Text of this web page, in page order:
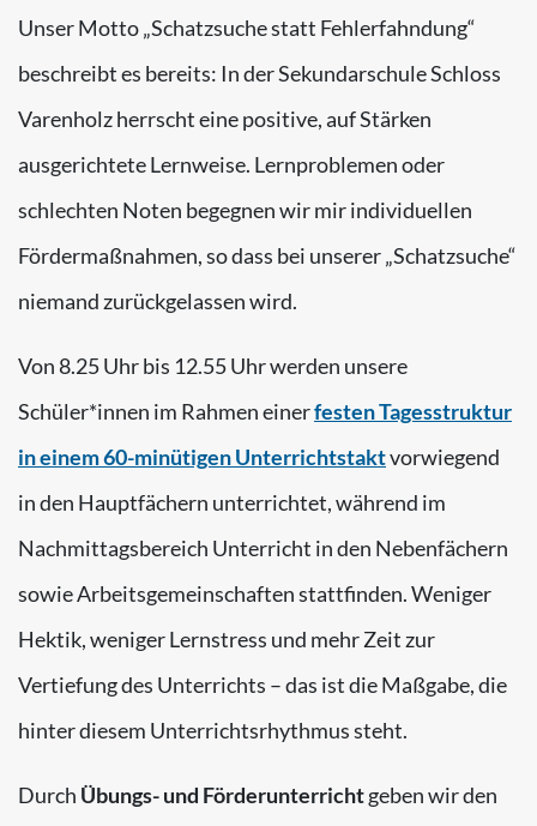
Unser Motto „Schatzsuche statt Fehlerfahndung“
beschreibt es bereits: In der Sekundarschule Schloss
Varenholz herrscht eine positive, auf Stärken
ausgerichtete Lernweise. Lernproblemen oder
schlechten Noten begegnen wir mir individuellen
Fördermaßnahmen, so dass bei unserer „Schatzsuche“
niemand zurückgelassen wird.
Von 8.25 Uhr bis 12.55 Uhr werden unsere
Schüler*innen im Rahmen einerfesten Tagesstruktur
in einem 60-minütigen Unterrichtstaktvorwiegend
in den Hauptfächern unterrichtet, während im
Nachmittagsbereich Unterricht in den Nebenfächern
sowie Arbeitsgemeinschaften stattfinden. Weniger
Hektik, weniger Lernstress und mehr Zeit zur
Vertiefung des Unterrichts – das ist die Maßgabe, die
hinter diesem Unterrichtsrhythmus steht.
Durch Übungs- und Förderunterrichtgeben wir den